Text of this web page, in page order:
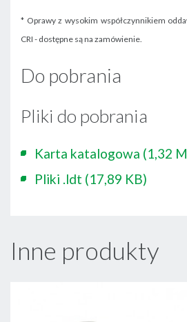
* Oprawy z wysokim współczynnikiem
CRI - dostępne są na zamówienie.
Do pobrania
Pliki do pobrania
Karta katalogowa (1,32
Pliki .ldt (17,89 KB)
Inne produkty